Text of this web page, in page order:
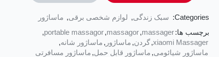
Categories: سبک زندگی, لوازم شخصی برقی, ماساژور
برچسب ها:massager
,
massagor
,
portable massagor
,
xiaomi Massager
,گردن, ماساژور , ماساژور شانه,
ماساژور شیائومی, ماساژور قابل حمل, ماساژور مسافرتی